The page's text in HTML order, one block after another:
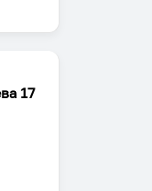
17